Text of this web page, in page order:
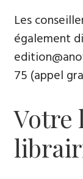
Les
également
75 (appel
Votre